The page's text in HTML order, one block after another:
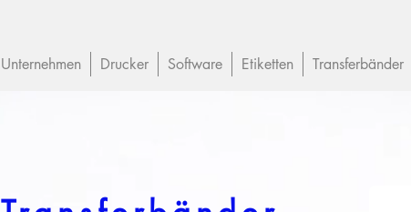
Unternehmen Drucker Software Etiketten Transferbänder